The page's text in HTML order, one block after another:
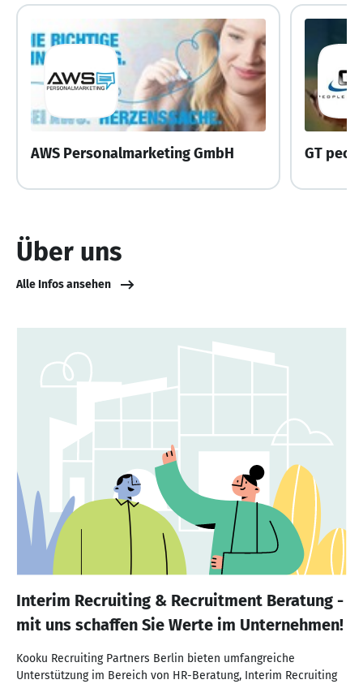
AWS Personalmarketing GmbH GT
Über uns
Alle Infos ansehen
Interim Recruiting & Recruitment Beratung -
mit uns schaffen Sie Werte im Unternehmen!
Kooku Recruiting Partners Berlin bieten umfangreiche
Unterstützung im Bereich von HR-Beratung, Interim Recruiting